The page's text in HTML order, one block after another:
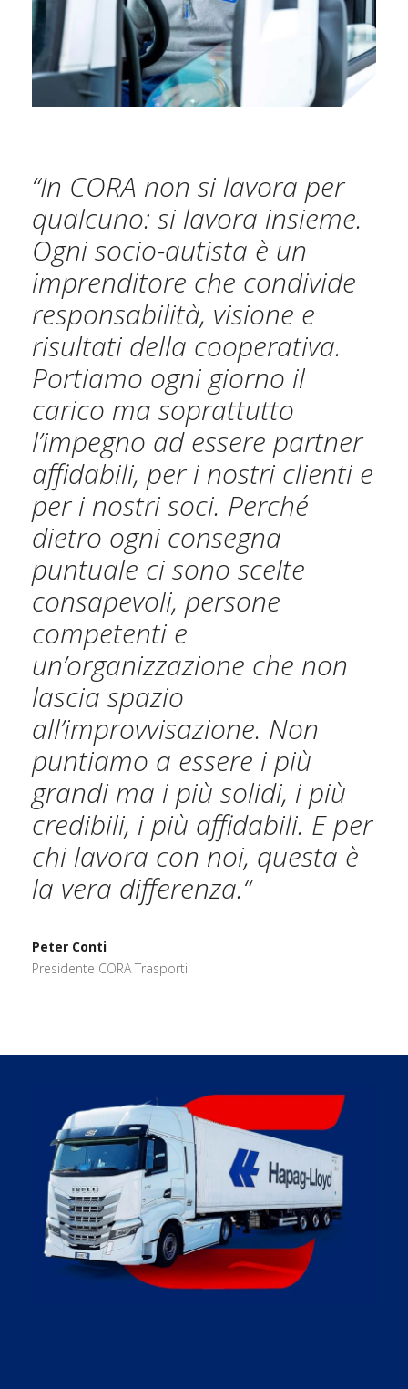
“In CORA non si lavora per
qualcuno: si lavora insieme.
Ogni socio-autista è un
imprenditore che condivide
responsabilità, visione e
risultati della cooperativa.
Portiamo ogni giorno il
carico ma soprattutto
l’impegno ad essere partner
affidabili, per i nostri clienti e
per i nostri soci. Perché
dietro ogni consegna
puntuale ci sono scelte
consapevoli, persone
competenti e
un’organizzazione che non
lascia spazio
all’improvvisazione. Non
puntiamo a essere i più
grandi ma i più solidi, i più
credibili, i più affidabili. E per
chi lavora con noi, questa è
la vera differenza.“
Peter Conti
Presidente CORA Trasporti